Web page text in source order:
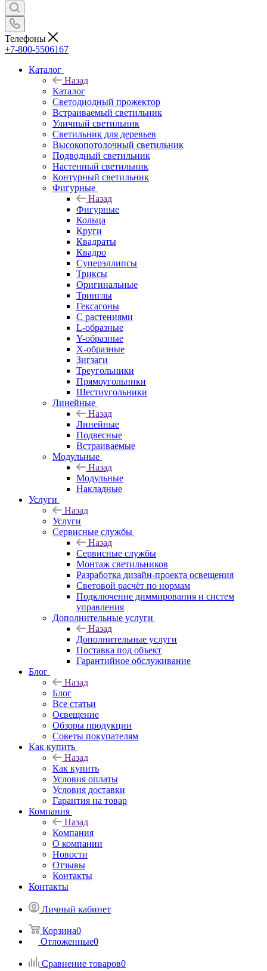
Телефоны
+7-800-5506167
Каталог
Назад
Каталог
Светодиодный прожектор
Встраиваемый светильник
Уличный светильник
Светильник для деревьев
Высокопотолочный светильник
Подводный светильник
Настенный светильник
Контурный светильник
Фигурные
Назад
Фигурные
Кольца
Круги
Квадраты
Квадро
Суперэллипсы
Триксы
Оригинальные
Тринглы
Гексагоны
С растениями
L-образные
Y-образные
X-образные
Зигзаги
Треугольники
Прямоугольники
Шестиугольники
Линейные
Назад
Линейные
Подвесные
Встраиваемые
Модульные
Назад
Модульные
Накладные
Услуги
Назад
Услуги
Сервисные службы
Назад
Сервисные службы
Монтаж светильников
Разработка дизайн-проекта освещения
Световой расчёт по нормам
Подключение диммирования и систем
управления
Дополнительные услуги
Назад
Дополнительные услуги
Поставка под объект
Гарантийное обслуживание
Блог
Назад
Блог
Все статьи
Освещение
Обзоры продукции
Советы покупателям
Как купить
Назад
Как купить
Условия оплаты
Условия доставки
Гарантия на товар
Компания
Назад
Компания
О компании
Новости
Отзывы
Контакты
Контакты
Личный кабинет
Корзина0
Отложенные0
Сравнение товаров0